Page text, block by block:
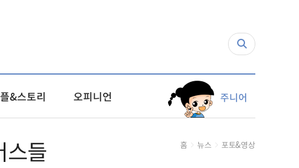
&스토리 오피니언 주니어
스들 홈 뉴스 포토&영상